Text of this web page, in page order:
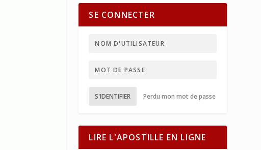
SE CONNECTER
S'IDENTIFIER Perdu mon mot de passe
LIRE L'APOSTILLE EN LIGNE